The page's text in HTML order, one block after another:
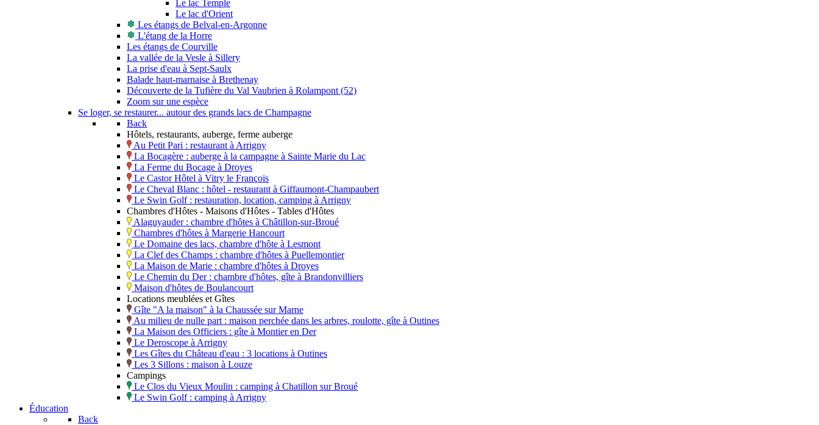
Le lac Temple
Le lac d'Orient
Les étangs de Belval-en-Argonne
L'étang de la Horre
Les étangs de Courville
La vallée de la Vesle à Sillery
La prise d'eau à Sept-Saulx
Balade haut-marnaise à Brethenay
Découverte de la Tufière du Val Vaubrien à Rolampont (52)
Zoom sur une espèce
Se loger, se restaurer... autour des grands lacs de Champagne
Back
Hôtels, restaurants, auberge, ferme auberge
Au Petit Pari : restaurant à Arrigny
La Bocagère : auberge à la campagne à Sainte Marie du Lac
La Ferme du Bocage à Droyes
Le Castor Hôtel à Vitry le François
Le Cheval Blanc : hôtel - restaurant à Giffaumont-Champaubert
Le Swin Golf : restauration, location, camping à Arrigny
Chambres d'Hôtes - Maisons d'Hôtes - Tables d'Hôtes
Alaguyauder : chambre d'hôtes à Châtillon-sur-Broué
Chambres d'hôtes à Margerie Hancourt
Le Domaine des lacs, chambre d'hôte à Lesmont
La Clef des Champs : chambre d'hôtes à Puellemontier
La Maison de Marie : chambre d'hôtes à Droyes
Le Chemin du Der : chambre d'hôtes, gîte à Brandonvilliers
Maison d'hôtes de Boulancourt
Locations meublées et Gîtes
Gîte "A la maison" à la Chaussée sur Marne
Au milieu de nulle part : maison perchée dans les arbres, roulotte, gîte à Outines
La Maison des Officiers : gîte à Montier en Der
Le Deroscope à Arrigny
Les Gîtes du Château d'eau : 3 locations à Outines
Les 3 Sillons : maison à Louze
Campings
Le Clos du Vieux Moulin : camping à Chatillon sur Broué
Le Swin Golf : camping à Arrigny
Éducation
Back